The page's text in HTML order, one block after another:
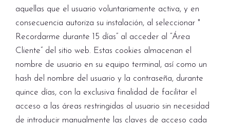
aquellas que el usuario voluntariamente activa, y en
consecuencia autoriza su instalación, al seleccionar "
Recordarme durante 15 días” al acceder al “Área
Cliente” del sitio web. Estas cookies almacenan el
nombre de usuario en su equipo terminal, así como un
hash del nombre del usuario y la contraseña, durante
quince días, con la exclusiva finalidad de facilitar el
acceso a las áreas restringidas al usuario sin necesidad
de introducir manualmente las claves de acceso cada